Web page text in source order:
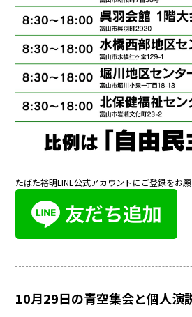
たばた裕明LINE公式アカウントにご登録をお願
10月29日の青空集会と個人演